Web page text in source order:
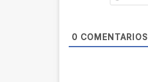
0 COMENTARIOS